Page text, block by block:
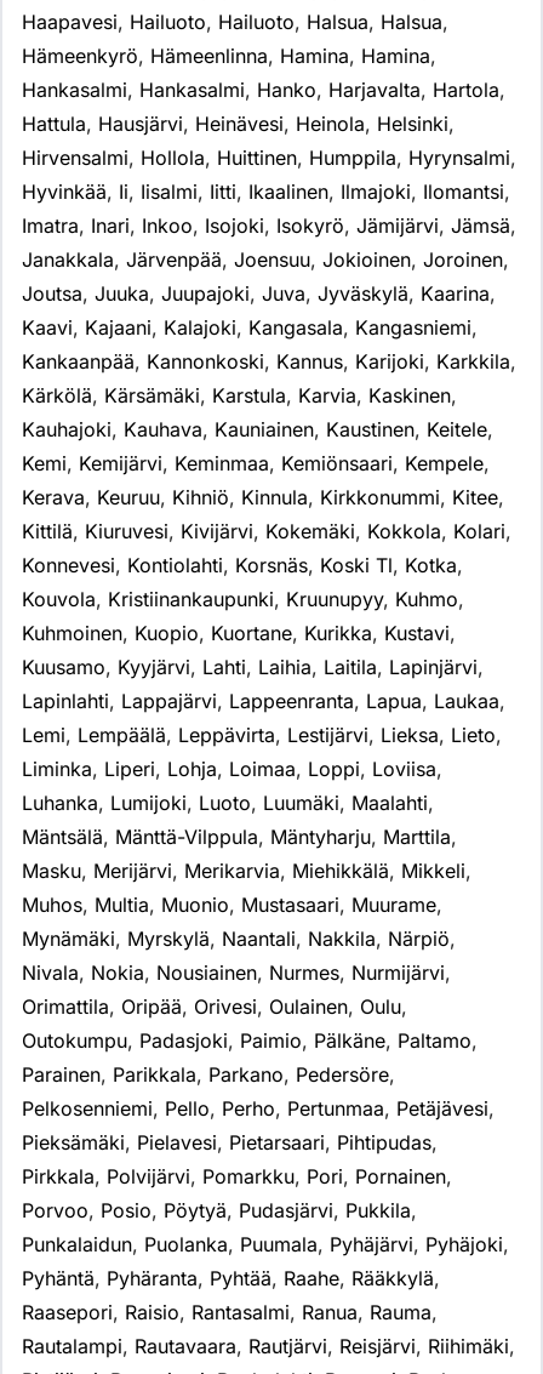
Haapavesi, Hailuoto, Hailuoto, Halsua, Halsua,
Hämeenkyrö, Hämeenlinna, Hamina, Hamina,
Hankasalmi, Hankasalmi, Hanko, Harjavalta, Hartola,
Hattula, Hausjärvi, Heinävesi, Heinola, Helsinki,
Hirvensalmi, Hollola, Huittinen, Humppila, Hyrynsalmi,
Hyvinkää, Ii, Iisalmi, Iitti, Ikaalinen, Ilmajoki, Ilomantsi,
Imatra, Inari, Inkoo, Isojoki, Isokyrö, Jämijärvi, Jämsä,
Janakkala, Järvenpää, Joensuu, Jokioinen, Joroinen,
Joutsa, Juuka, Juupajoki, Juva, Jyväskylä, Kaarina,
Kaavi, Kajaani, Kalajoki, Kangasala, Kangasniemi,
Kankaanpää, Kannonkoski, Kannus, Karijoki, Karkkila,
Kärkölä, Kärsämäki, Karstula, Karvia, Kaskinen,
Kauhajoki, Kauhava, Kauniainen, Kaustinen, Keitele,
Kemi, Kemijärvi, Keminmaa, Kemiönsaari, Kempele,
Kerava, Keuruu, Kihniö, Kinnula, Kirkkonummi, Kitee,
Kittilä, Kiuruvesi, Kivijärvi, Kokemäki, Kokkola, Kolari,
Konnevesi, Kontiolahti, Korsnäs, Koski Tl, Kotka,
Kouvola, Kristiinankaupunki, Kruunupyy, Kuhmo,
Kuhmoinen, Kuopio, Kuortane, Kurikka, Kustavi,
Kuusamo, Kyyjärvi, Lahti, Laihia, Laitila, Lapinjärvi,
Lapinlahti, Lappajärvi, Lappeenranta, Lapua, Laukaa,
Lemi, Lempäälä, Leppävirta, Lestijärvi, Lieksa, Lieto,
Liminka, Liperi, Lohja, Loimaa, Loppi, Loviisa,
Luhanka, Lumijoki, Luoto, Luumäki, Maalahti,
Mäntsälä, Mänttä-Vilppula, Mäntyharju, Marttila,
Masku, Merijärvi, Merikarvia, Miehikkälä, Mikkeli,
Muhos, Multia, Muonio, Mustasaari, Muurame,
Mynämäki, Myrskylä, Naantali, Nakkila, Närpiö,
Nivala, Nokia, Nousiainen, Nurmes, Nurmijärvi,
Orimattila, Oripää, Orivesi, Oulainen, Oulu,
Outokumpu, Padasjoki, Paimio, Pälkäne, Paltamo,
Parainen, Parikkala, Parkano, Pedersöre,
Pelkosenniemi, Pello, Perho, Pertunmaa, Petäjävesi,
Pieksämäki, Pielavesi, Pietarsaari, Pihtipudas,
Pirkkala, Polvijärvi, Pomarkku, Pori, Pornainen,
Porvoo, Posio, Pöytyä, Pudasjärvi, Pukkila,
Punkalaidun, Puolanka, Puumala, Pyhäjärvi, Pyhäjoki,
Pyhäntä, Pyhäranta, Pyhtää, Raahe, Rääkkylä,
Raasepori, Raisio, Rantasalmi, Ranua, Rauma,
Rautalampi, Rautavaara, Rautjärvi, Reisjärvi, Riihimäki,